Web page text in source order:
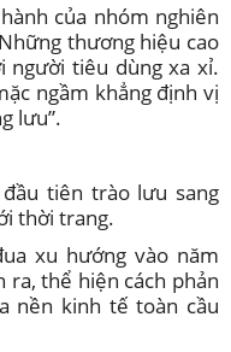
của nhóm nghiên
thương hiệu cao
người tiêu dùng xa xỉ.
ngầm khẳng định vị
lưu”.
tiên trào lưu sang
thời trang.
xu hướng vào năm
thể hiện cách phản
nền kinh tế toàn cầu